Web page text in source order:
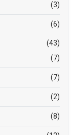
(3)
(6)
(43)
(7)
(7)
(2)
(8)